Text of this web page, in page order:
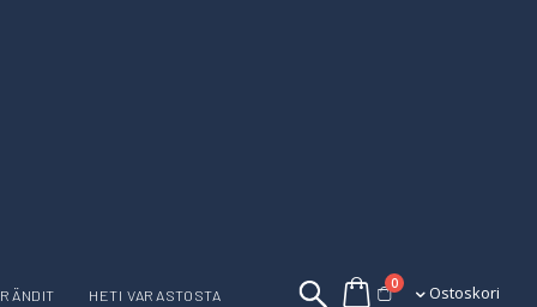
Ostoskori
0tuotettaOstoskori
HETI VARASTOSTA